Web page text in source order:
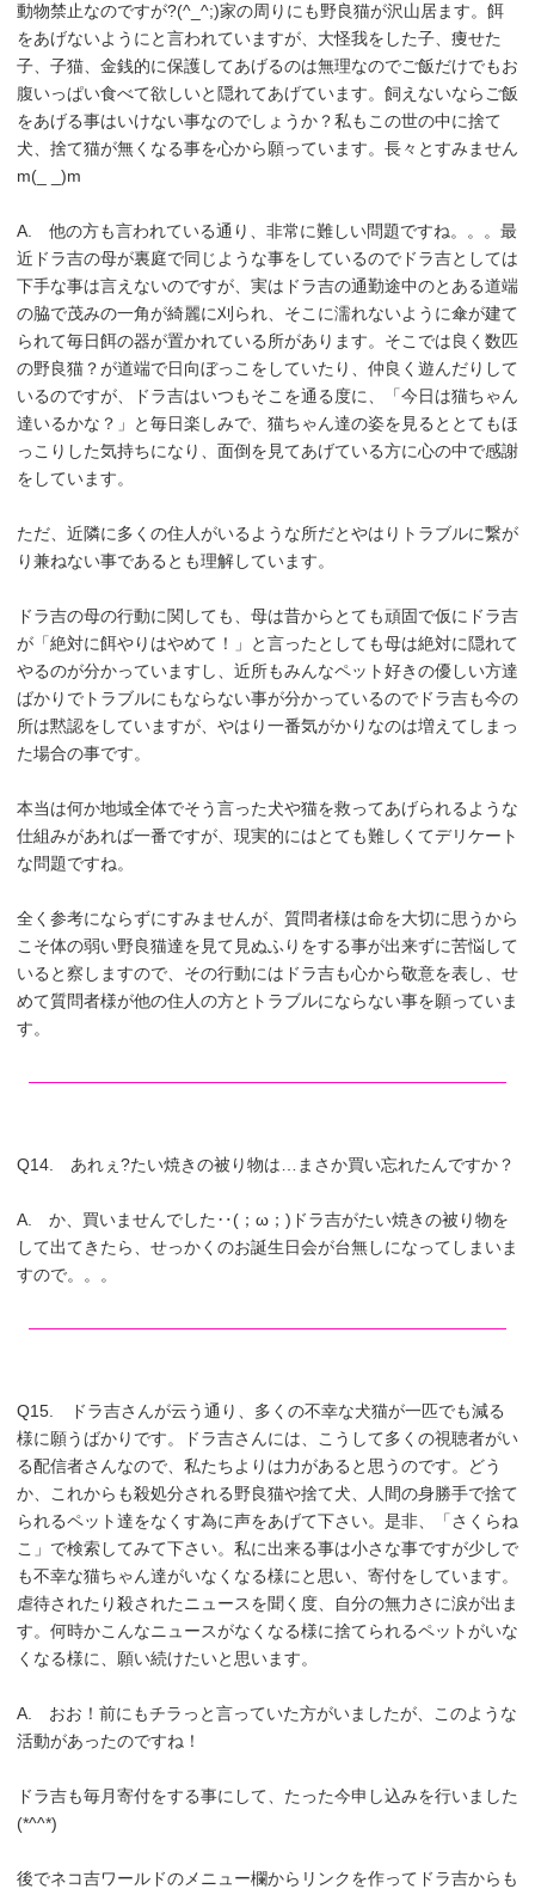
動物禁止なのですが?(^_^;)家の周りにも野良猫が沢山居ます。餌
をあげないようにと言われていますが、大怪我をした子、痩せた
子、子猫、金銭的に保護してあげるのは無理なのでご飯だけでもお
腹いっぱい食べて欲しいと隠れてあげています。飼えないならご飯
をあげる事はいけない事なのでしょうか？私もこの世の中に捨て
犬、捨て猫が無くなる事を心から願っています。長々とすみません
m(_ _)m
A. 他の方も言われている通り、非常に難しい問題ですね。。。最
近ドラ吉の母が裏庭で同じような事をしているのでドラ吉としては
下手な事は言えないのですが、実はドラ吉の通勤途中のとある道端
の脇で茂みの一角が綺麗に刈られ、そこに濡れないように傘が建て
られて毎日餌の器が置かれている所があります。そこでは良く数匹
の野良猫？が道端で日向ぼっこをしていたり、仲良く遊んだりして
いるのですが、ドラ吉はいつもそこを通る度に、「今日は猫ちゃん
達いるかな？」と毎日楽しみで、猫ちゃん達の姿を見るととてもほ
っこりした気持ちになり、面倒を見てあげている方に心の中で感謝
をしています。
ただ、近隣に多くの住人がいるような所だとやはりトラブルに繋が
り兼ねない事であるとも理解しています。
ドラ吉の母の行動に関しても、母は昔からとても頑固で仮にドラ吉
が「絶対に餌やりはやめて！」と言ったとしても母は絶対に隠れて
やるのが分かっていますし、近所もみんなペット好きの優しい方達
ばかりでトラブルにもならない事が分かっているのでドラ吉も今の
所は黙認をしていますが、やはり一番気がかりなのは増えてしまっ
た場合の事です。
本当は何か地域全体でそう言った犬や猫を救ってあげられるような
仕組みがあれば一番ですが、現実的にはとても難しくてデリケート
な問題ですね。
全く参考にならずにすみませんが、質問者様は命を大切に思うから
こそ体の弱い野良猫達を見て見ぬふりをする事が出来ずに苦悩して
いると察しますので、その行動にはドラ吉も心から敬意を表し、せ
めて質問者様が他の住人の方とトラブルにならない事を願っていま
す。
Q14. あれぇ?たい焼きの被り物は…まさか買い忘れたんですか？
A. か、買いませんでした‥(；ω；)ドラ吉がたい焼きの被り物を
して出てきたら、せっかくのお誕生日会が台無しになってしまいま
すので。。。
Q15. ドラ吉さんが云う通り、多くの不幸な犬猫が一匹でも減る
様に願うばかりです。ドラ吉さんには、こうして多くの視聴者がい
る配信者さんなので、私たちよりは力があると思うのです。どう
か、これからも殺処分される野良猫や捨て犬、人間の身勝手で捨て
られるペット達をなくす為に声をあげて下さい。是非、「さくらね
こ」で検索してみて下さい。私に出来る事は小さな事ですが少しで
も不幸な猫ちゃん達がいなくなる様にと思い、寄付をしています。
虐待されたり殺されたニュースを聞く度、自分の無力さに涙が出ま
す。何時かこんなニュースがなくなる様に捨てられるペットがいな
くなる様に、願い続けたいと思います。
A. おお！前にもチラっと言っていた方がいましたが、このような
活動があったのですね！
ドラ吉も毎月寄付をする事にして、たった今申し込みを行いました
(*^^*)
後でネコ吉ワールドのメニュー欄からリンクを作ってドラ吉からも